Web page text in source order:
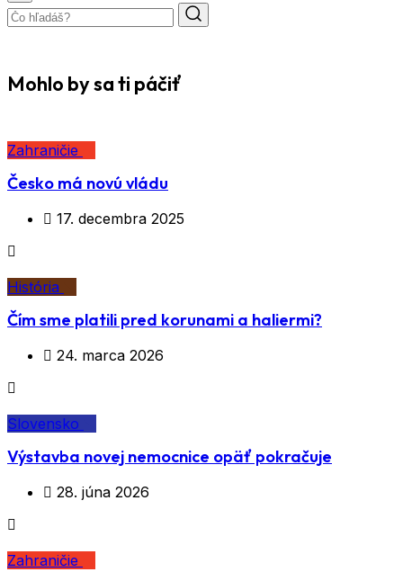
Mohlo by sa ti páčiť
Zahraničie
Česko má novú vládu
17. decembra 2025
História
Čím sme platili pred korunami a haliermi?
24. marca 2026
Slovensko
Výstavba novej nemocnice opäť pokračuje
28. júna 2026
Zahraničie